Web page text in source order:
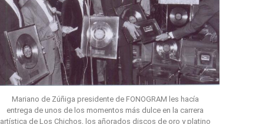
Mariano de Zúñiga presidente de FONOGRAM les hacía
entrega de unos de los momentos más dulce en la carrera
artística de Los Chichos, los añorados discos de oro y platino